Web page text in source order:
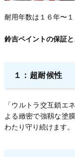
耐用年数は１６年〜１
鈴吉ペイントの保証
１：超耐候性
「ウルトラ交互鎖エ
よる緻密で強靱な塗
わたり守り続けます。